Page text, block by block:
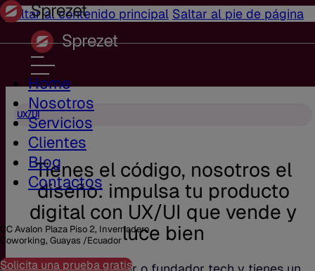
Saltar al contenido principal Saltar al pie de página
UX/UI
Tienes el código, nosotros el
diseño: impulsa tu producto
digital con UX/UI que vende y
luce bien
Home
Nosotros
Servicios
Clientes
Blog
Contactos
CC Avalon Plaza Piso 2, Invernadero
Coworking, Guayas /Ecuador
Solicita una prueba gratis